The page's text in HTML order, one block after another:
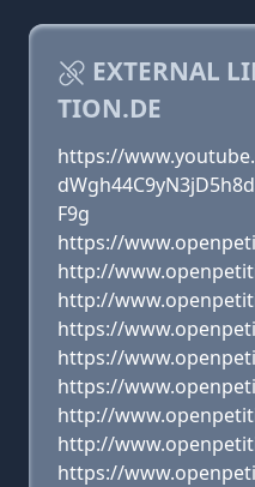
EXTERNAL
TION.DE
https://
F9g
https://
http://
http://
https://
https://
https://
http://
http://
https://